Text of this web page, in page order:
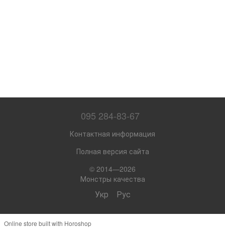
095 284-83-67
Контактная информация
Полная версия сайта
© 2014—2026
Монстры качества
Укр Рус
Online store built with Horoshop